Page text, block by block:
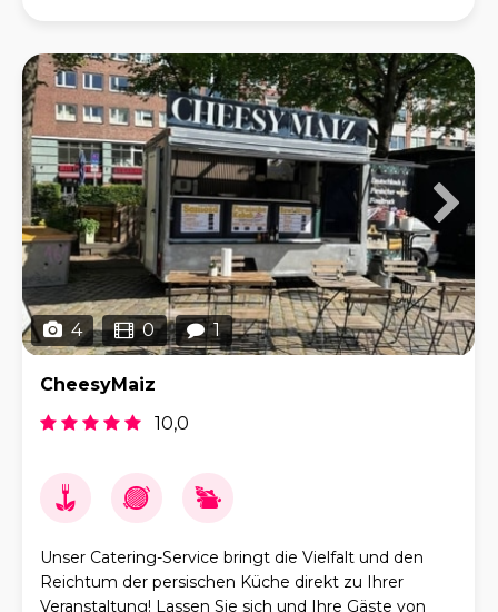
4 0 1
CheesyMaiz
10,0
Unser Catering-Service bringt die Vielfalt und den
Reichtum der persischen Küche direkt zu Ihrer
Veranstaltung! Lassen Sie sich und Ihre Gäste von